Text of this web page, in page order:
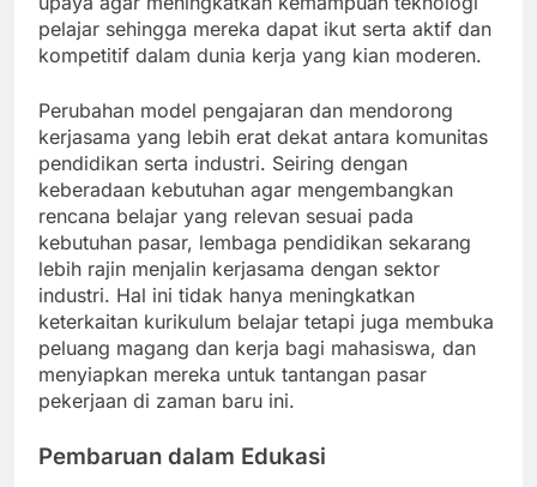
pelajar sehingga mereka dapat ikut serta aktif dan
kompetitif dalam dunia kerja yang kian moderen.
Perubahan model pengajaran dan mendorong
kerjasama yang lebih erat dekat antara komunitas
pendidikan serta industri. Seiring dengan
keberadaan kebutuhan agar mengembangkan
rencana belajar yang relevan sesuai pada
kebutuhan pasar, lembaga pendidikan sekarang
lebih rajin menjalin kerjasama dengan sektor
industri. Hal ini tidak hanya meningkatkan
keterkaitan kurikulum belajar tetapi juga membuka
peluang magang dan kerja bagi mahasiswa, dan
menyiapkan mereka untuk tantangan pasar
pekerjaan di zaman baru ini.
Pembaruan dalam Edukasi